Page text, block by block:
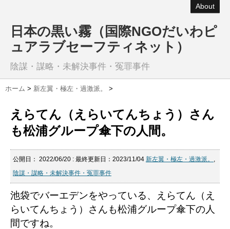
About
日本の黒い霧（国際NGOだいわピ
ュアラブセーフティネット）
陰謀・謀略・未解決事件・冤罪事件
ホーム > 新左翼・極左・過激派。 >
えらてん（えらいてんちょう）さん
も松浦グループ傘下の人間。
公開日： 2022/06/20 : 最終更新日：2023/11/04 新左翼・極左・過激派。 ,
陰謀・謀略・未解決事件・冤罪事件
池袋でバーエデンをやっている、えらてん（え
らいてんちょう）さんも松浦グループ傘下の人
間ですね。